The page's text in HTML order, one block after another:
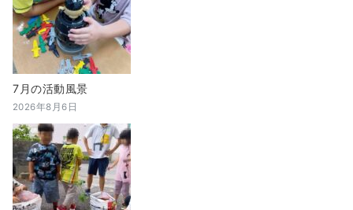
7月の活動風景
2026年8月6日